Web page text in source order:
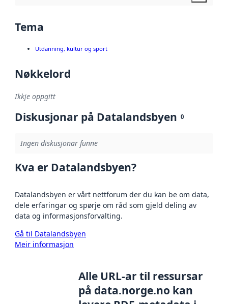
Tema
Utdanning, kultur og sport
Nøkkelord
Ikkje oppgitt
Diskusjonar på Datalandsbyen 0
Ingen diskusjonar funne
Kva er Datalandsbyen?
Datalandsbyen er vårt nettforum der du kan be om data,
dele erfaringar og spørje om råd som gjeld deling av
data og informasjonsforvalting.
Gå til Datalandsbyen
Meir informasjon
Alle URL-ar til ressursar
på data.norge.no kan